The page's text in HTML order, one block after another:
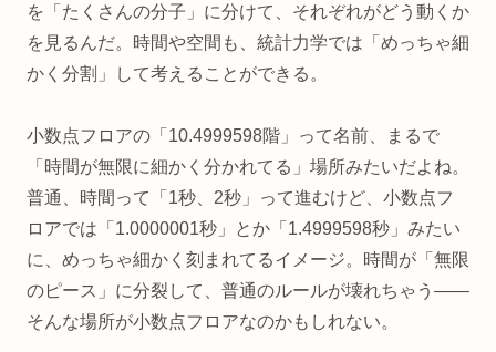
を「たくさんの分子」に分けて、それぞれがどう動くか
を見るんだ。時間や空間も、統計力学では「めっちゃ細
かく分割」して考えることができる。
小数点フロアの「10.4999598階」って名前、まるで
「時間が無限に細かく分かれてる」場所みたいだよね。
普通、時間って「1秒、2秒」って進むけど、小数点フ
ロアでは「1.0000001秒」とか「1.4999598秒」みたい
に、めっちゃ細かく刻まれてるイメージ。時間が「無限
のピース」に分裂して、普通のルールが壊れちゃう——
そんな場所が小数点フロアなのかもしれない。